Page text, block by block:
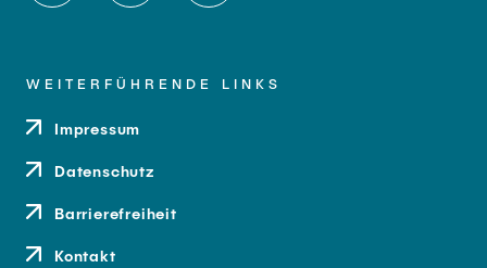
WEITERFÜHRENDE LINKS
Impressum
Datenschutz
Barrierefreiheit
Kontakt